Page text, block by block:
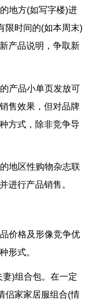
地方(如写字楼)进
限时间的(如本周末)
产品说明，争取新
产品小单页发放可
售效果，但对品牌
方式，除非竞争导
地区性购物杂志联
进行产品销售。
价格及形像竞争优
形式。
)组合包。在一定
侣家家居服组合(情